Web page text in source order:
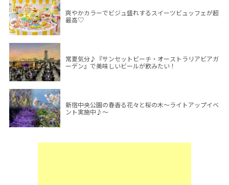
爽やかカラーでビジュ盛れするスイーツビュッフェが超
最高♡
常夏気分♪『サンセットビーチ・オーストラリアビアガ
ーデン』で美味しいビールが飲みたい！
新宿中央公園の春香る花々と桜の木～ライトアップイベ
ント実施中♪～